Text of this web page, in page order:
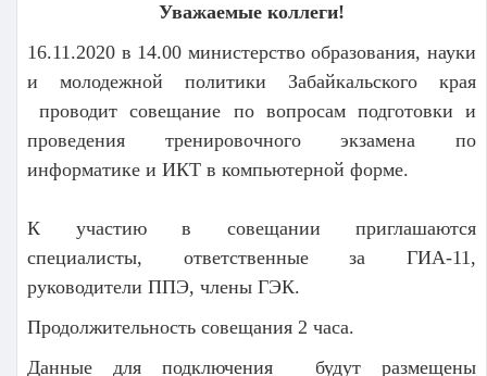
Уважаемые коллеги!
16.11.2020 в 14.00 министерство образования, науки
и молодежной политики Забайкальского края
проводит совещание по вопросам подготовки и
проведения тренировочного экзамена по
информатике и ИКТ в компьютерной форме.
К участию в совещании приглашаются
специалисты, ответственные за ГИА-11,
руководители ППЭ, члены ГЭК.
Продолжительность совещания 2 часа.
Данные для подключения будут размещены